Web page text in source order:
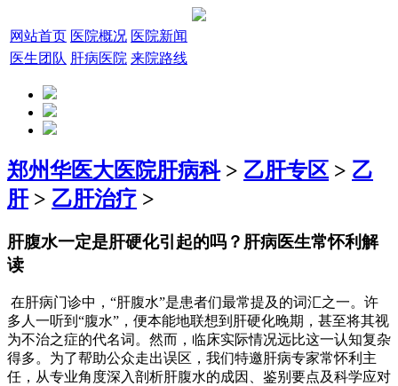
网站首页 医院概况 医院新闻
医生团队 肝病医院 来院路线
郑州华医大医院肝病科> 乙肝专区 > 乙
肝> 乙肝治疗 >
肝腹水一定是肝硬化引起的吗？肝病医生常怀利解
读
在肝病门诊中，“肝腹水”是患者们最常提及的词汇之一。许
多人一听到“腹水”，便本能地联想到肝硬化晚期，甚至将其视
为不治之症的代名词。然而，临床实际情况远比这一认知复杂
得多。为了帮助公众走出误区，我们特邀肝病专家常怀利主
任，从专业角度深入剖析肝腹水的成因、鉴别要点及科学应对